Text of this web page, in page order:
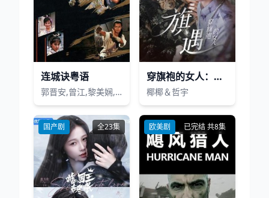
连城诀粤语
郭晋安,曾江,黎美娴,谢宁,陈美琪
穿旗袍的女人：旗遇
椰椰＆哲宇
国产剧 全23集 欧美剧 已完结 共8集